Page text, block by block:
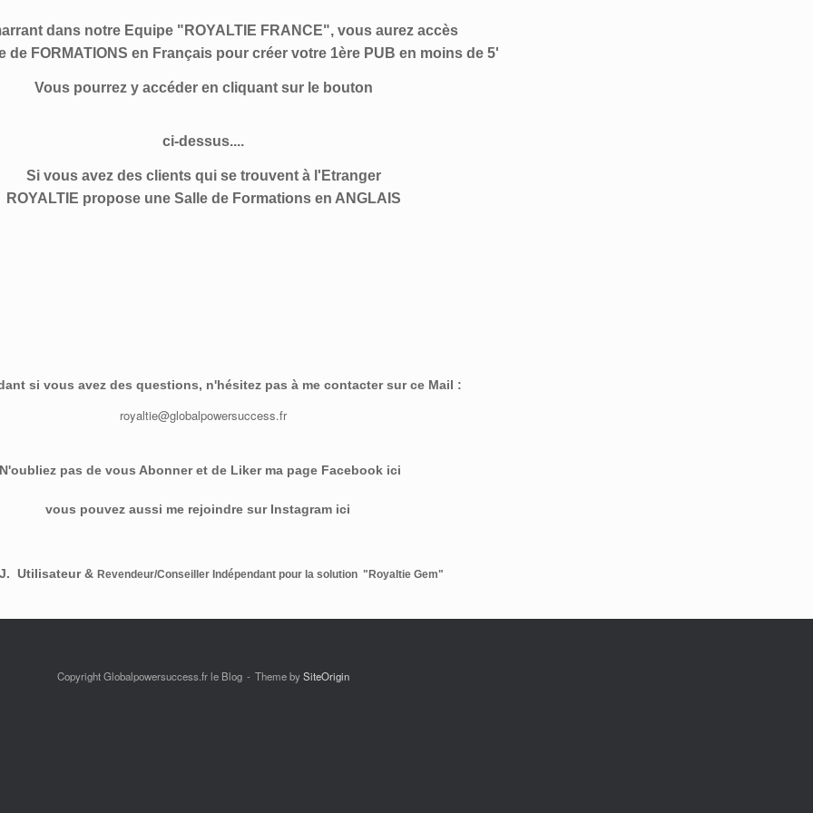
dans notre Equipe "ROYALTIE FRANCE", vous aurez accès
de FORMATIONS en Français pour créer votre 1ère PUB en moins de 5'
Vous pourrez y accéder en cliquant sur le bouton
ci-dessus....
Si vous avez des clients qui se trouvent à l'Etranger
ROYALTIE propose une Salle de Formations en ANGLAIS
si vous avez des questions, n'hésitez pas à me contacter sur ce Mail :
royaltie@globalpowersuccess.fr
pas de vous Abonner et de Liker ma page Facebook ici
vous pouvez aussi me rejoindre sur Instagram ici
J. Utilisateur & Revendeur/Conseiller Indépendant pour la solution "Royaltie Gem"
Copyright Globalpowersuccess.fr le Blog Theme bySiteOrigin